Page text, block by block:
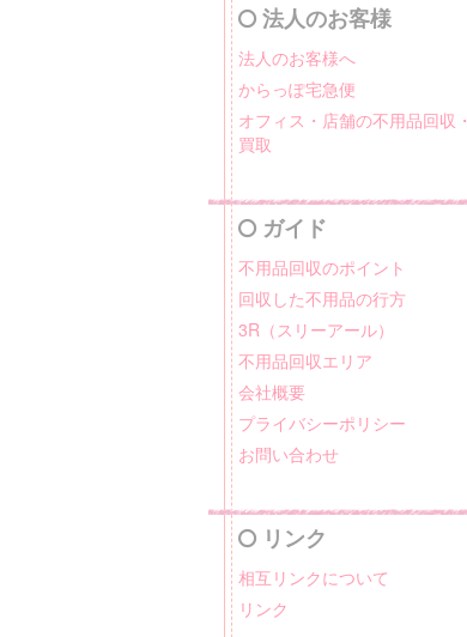
法人のお客様
法人のお客様へ
からっぽ宅急便
オフィス・店舗の不用品回収・
買取
ガイド
不用品回収のポイント
回収した不用品の行方
3R（スリーアール）
不用品回収エリア
会社概要
プライバシーポリシー
お問い合わせ
リンク
相互リンクについて
リンク